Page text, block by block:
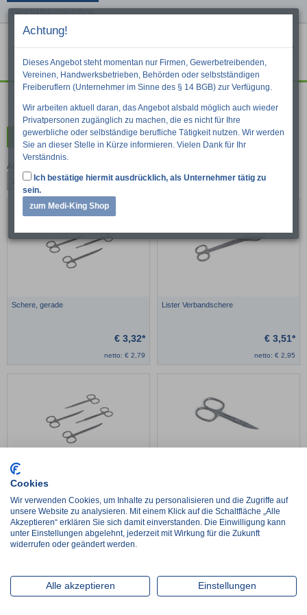
Geschäftskundenshop
Menu Suche
Kategorien
Artikel pro Seite:
48 96
Schere, gerade
€ 3,32*
netto: € 2,79
Lister Verbandschere
€ 3,51*
netto: € 2,95
Haut-/Faden-Schere
€3,33*
netto: €2,80
€2,08*
netto:
Achtung!
Dieses Angebot steht momentan nur Firmen, Gewerbetreibenden,
Vereinen, Handwerksbetrieben, Behörden oder selbstständigen
Freiberuflern (Unternehmer im Sinne des § 14 BGB) zur Verfügung.
Wir arbeiten aktuell daran, das Angebot alsbald möglich auch wieder
Privatpersonen zugänglich zu machen, die es nicht für Ihre
gewerbliche oder selbständige berufliche Tätigkeit nutzen. Wir werden
Sie an dieser Stelle in Kürze informieren. Vielen Dank für Ihr
Verständnis.
Ich bestätige hiermit ausdrücklich, als Unternehmer tätig zu
sein.
zum Medi-King Shop
Cookies
Wir verwenden Cookies, um Inhalte zu personalisieren und die Zugriffe auf
unsere Website zu analysieren. Mit einem Klick auf die Schaltfläche „Alle
Akzeptieren“ erklären Sie sich damit einverstanden. Die Einwilligung kann
unter Einstellungen abgelehnt, jederzeit mit Wirkung für die Zukunft
widerrufen oder geändert werden.
Alle akzeptieren Einstellungen